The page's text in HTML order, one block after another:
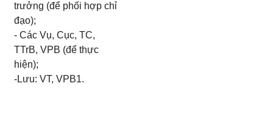
trưởng (để phối hợp chỉ
đạo);
- Các Vụ, Cục, TC,
TTrB, VPB (để thực
hiện);
-Lưu: VT,VPB1.